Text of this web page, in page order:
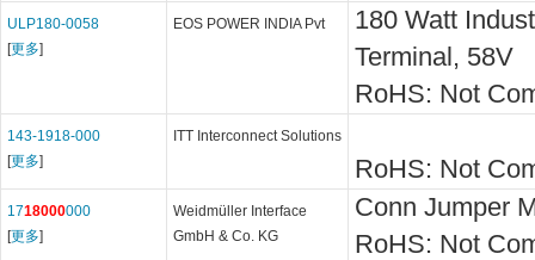
ULP180-0058
[更多]
EOS POWER INDIA Pvt
180 Watt
Terminal, 58V
RoHS: Not
143-1918-000
[更多]
ITT Interconnect Solutions
RoHS: Not
1718000000
[更多]
Weidmüller Interface
GmbH & Co. KG
Conn Jumper
RoHS: Not